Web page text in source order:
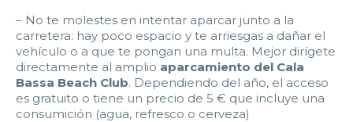
– No te molestes en intentar aparcar junto a la
carretera: hay poco espacio y te arriesgas a dañar el
vehículo o a que te pongan una multa. Mejor dirígete
directamente al amplio aparcamiento del Cala
Bassa Beach Club. Dependiendo del año, el acceso
es gratuito o tiene un precio de 5 € que incluye una
consumición (agua, refresco o cerveza)